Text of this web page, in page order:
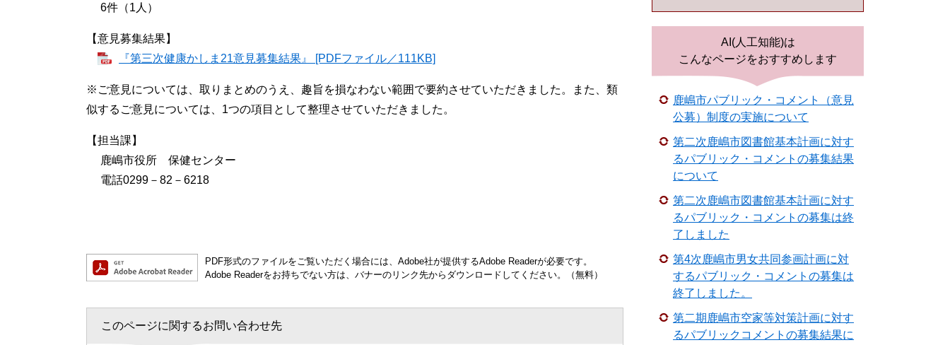
6件（1人）
【意見募集結果】
『第三次健康かしま21意見募集結果』 [PDFファイル／111KB]
※ご意見については、取りまとめのうえ、趣旨を損なわない範囲で要約させていただきました。また、類
似するご意見については、1つの項目として整理させていただきました。
【担当課】
鹿嶋市役所 保健センター
電話0299－82－6218
PDF形式のファイルをご覧いただく場合には、Adobe社が提供するAdobe Readerが必要です。
Adobe Readerをお持ちでない方は、バナーのリンク先からダウンロードしてください。（無料）
このページに関するお問い合わせ先
AI(人工知能)は
こんなページをおすすめします
鹿嶋市パブリック・コメント（意見
公募）制度の実施について
第二次鹿嶋市図書館基本計画に対す
るパブリック・コメントの募集結果
について
第二次鹿嶋市図書館基本計画に対す
るパブリック・コメントの募集は終
了しました
第4次鹿嶋市男女共同参画計画に対
するパブリック・コメントの募集は
終了しました。
第二期鹿嶋市空家等対策計画に対す
るパブリックコメントの募集結果に